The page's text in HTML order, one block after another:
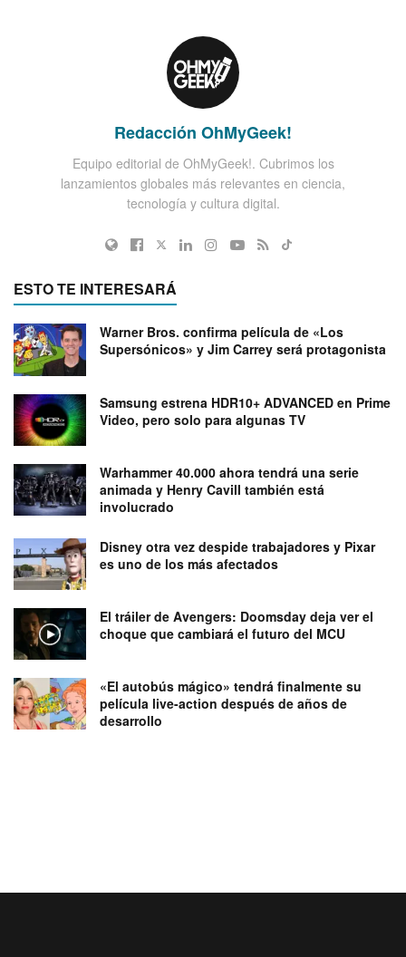
Redacción OhMyGeek!
Equipo editorial de OhMyGeek!. Cubrimos los
lanzamientos globales más relevantes en ciencia,
tecnología y cultura digital.
ESTO TE INTERESARÁ
Warner Bros. confirma película de «Los
Supersónicos» y Jim Carrey será protagonista
Samsung estrena HDR10+ ADVANCED en Prime
Video, pero solo para algunas TV
Warhammer 40.000 ahora tendrá una serie
animada y Henry Cavill también está
involucrado
Disney otra vez despide trabajadores y Pixar
es uno de los más afectados
El tráiler de Avengers: Doomsday deja ver el
choque que cambiará el futuro del MCU
«El autobús mágico» tendrá finalmente su
película live-action después de años de
desarrollo